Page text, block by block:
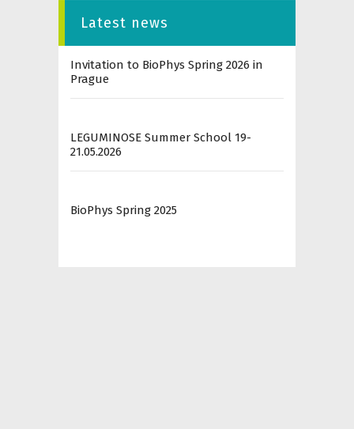
Latest news
Invitation to BioPhys Spring 2026 in
Prague
LEGUMINOSE Summer School 19-
21.05.2026
BioPhys Spring 2025